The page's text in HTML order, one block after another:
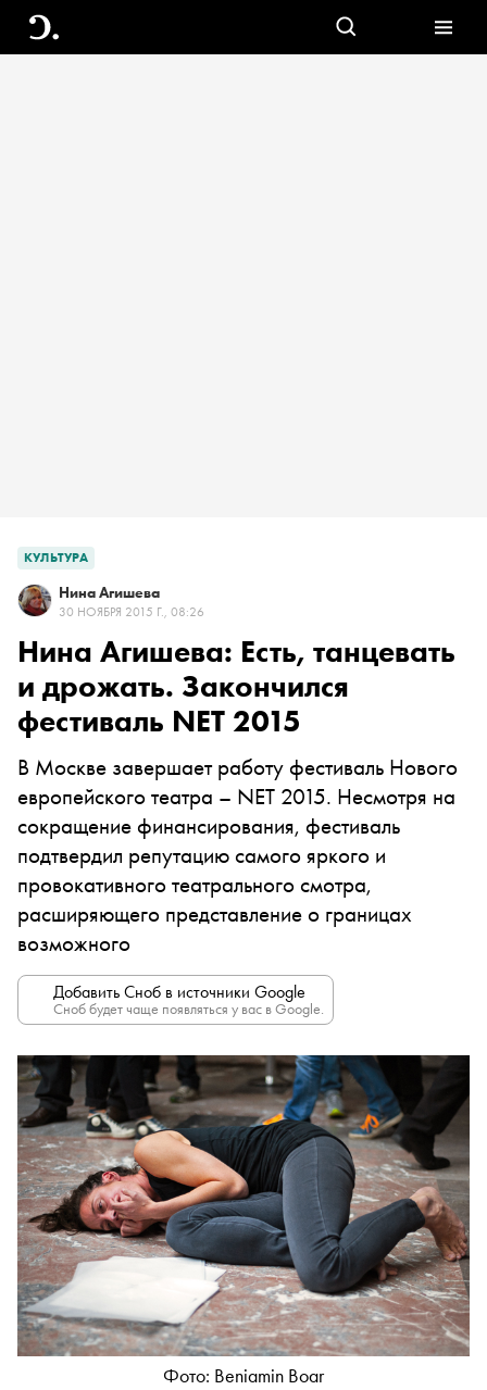
КУЛЬТУРА
Нина Агишева
30 НОЯБРЯ 2015 Г., 08:26
Нина Агишева: Есть, танцевать
и дрожать. Закончился
фестиваль NET 2015
В Москве завершает работу фестиваль Нового
европейского театра – NET 2015. Несмотря на
сокращение финансирования, фестиваль
подтвердил репутацию самого яркого и
провокативного театрального смотра,
расширяющего представление о границах
возможного
Добавить Сноб в источники Google
Сноб будет чаще появляться у вас в Google.
Фото: Beniamin Boar